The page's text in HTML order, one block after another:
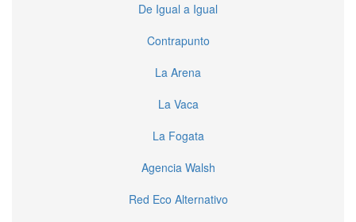
De Igual a Igual
Contrapunto
La Arena
La Vaca
La Fogata
Agencia Walsh
Red Eco Alternativo